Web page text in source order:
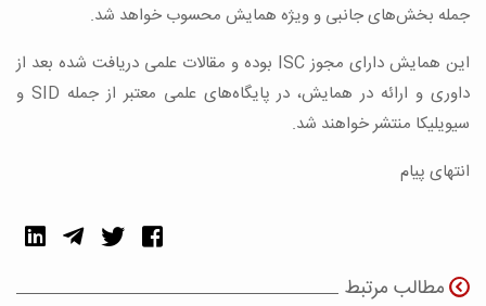
جمله بخش‌های جانبی و ویژه همایش محسوب خواهد شد.
این همایش دارای مجوز ISC بوده و مقالات علمی دریافت شده بعد از
داوری و ارائه در همایش، در پایگاه‌های علمی معتبر از جمله SID و
سیویلیکا منتشر خواهند شد.
انتهای پیام
مطالب مرتبط